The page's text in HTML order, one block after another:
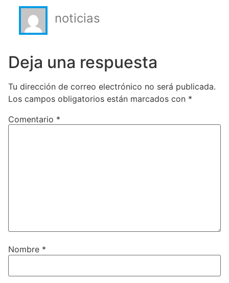
noticias
Deja una respuesta
Tu dirección de correo electrónico no será publicada.
Los campos obligatorios están marcados con *
Comentario *
Nombre *